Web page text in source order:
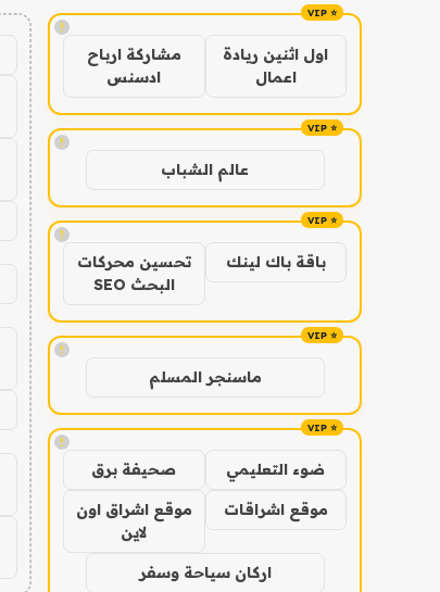
!
اول اثنين ريادة
اعمال
مشاركة ارباح
ادسنس
!
عالم الشباب
!
باقة باك لينك
تحسين محركات
البحث SEO
!
ماسنجر المسلم
!
ضوء التعليمي صحيفة برق
موقع اشراقات
موقع اشراق اون
لاين
اركان سياحة وسفر